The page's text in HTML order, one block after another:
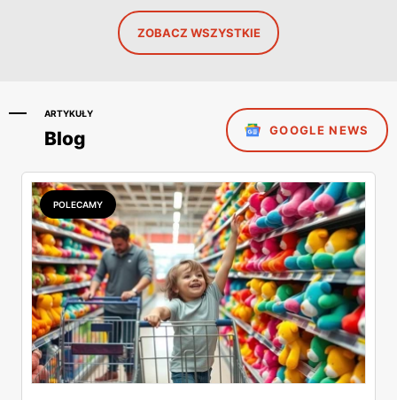
ZOBACZ WSZYSTKIE
ARTYKUŁY
Blog GOOGLE NEWS
POLECAMY